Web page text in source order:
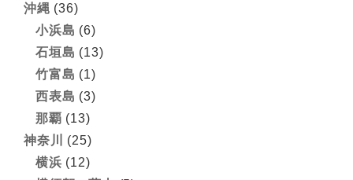
沖縄 (36)
小浜島 (6)
石垣島 (13)
竹富島 (1)
西表島 (3)
那覇 (13)
神奈川
(25)
横浜 (12)